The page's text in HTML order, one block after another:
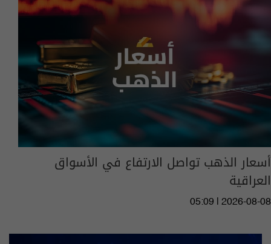
أسعار الذهب تواصل الارتفاع في الأسواق
العراقية
05:09 | 2026-08-08